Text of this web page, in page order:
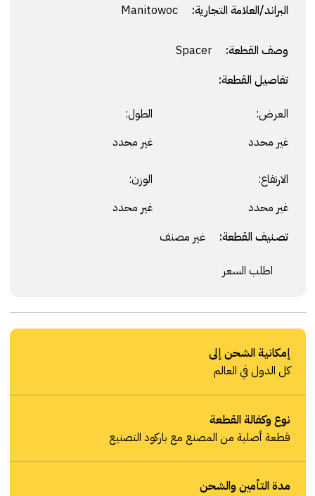
البراند/العلامة التجارية: Manitowoc
وصف القطعة:
Spacer
تفاصيل القطعة:
العرض:
غير محدد
الطول:
غير محدد
الارتفاع:
غير محدد
الوزن:
غير محدد
تصنيف القطعة: غير مصنف
اطلب السعر
إمكانية الشحن إلى
كل الدول في العالم
نوع وكفالة القطعة
قطعة أصلية من المصنع مع باركود التصنيع
مدة التأمين والشحن